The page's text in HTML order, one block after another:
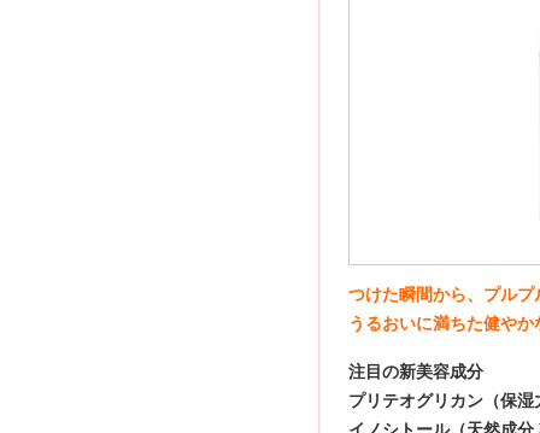
つけた瞬間から、プル
うるおいに満ちた健や
注目の新美容成分
プリテオグリカン（保